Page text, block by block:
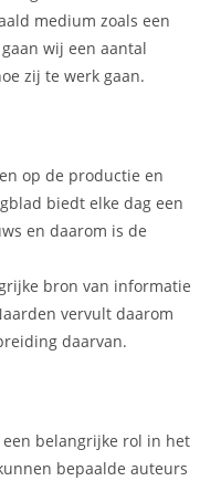
medium zoals een
wij een aantal
zij te werk gaan.
op de productie en
biedt elke dag een
en daarom is de
bron van informatie
vervult daarom
daarvan.
belangrijke rol in het
bepaalde auteurs